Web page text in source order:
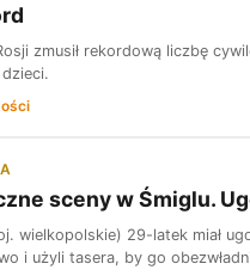
zmusił rekordową liczbę
sceny w Śmiglu.
wielkopolskie) 29-latek miał
i użyli tasera, by go